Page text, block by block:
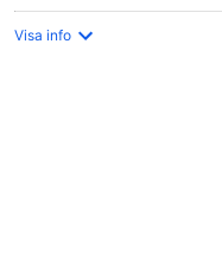
Visa info